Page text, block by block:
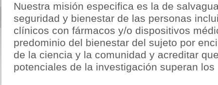
Nuestra misión especifica es la de
seguridad y bienestar de las personas
clínicos con fármacos y/o dispositivos
predominio del bienestar del sujeto por
de la ciencia y la comunidad y acreditar
potenciales de la investigación superan los